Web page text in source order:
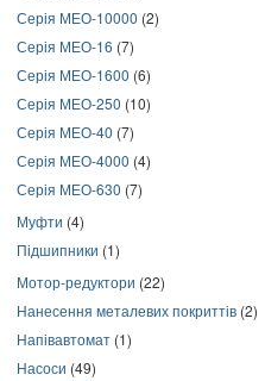
Серія МЕО-10000 (2)
Серія МЕО-16 (7)
Серія МЕО-1600 (6)
Серія МЕО-250 (10)
Серія МЕО-40 (7)
Серія МЕО-4000 (4)
Серія МЕО-630 (7)
Муфти (4)
Підшипники (1)
Мотор-редуктори (22)
Нанесення металевих покриттів (2)
Напівавтомат (1)
Насоси (49)